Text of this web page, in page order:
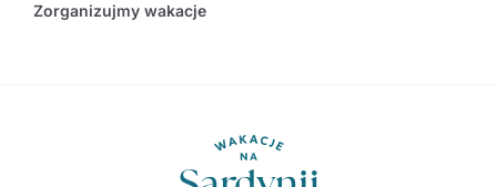
Zorganizujmy wakacje